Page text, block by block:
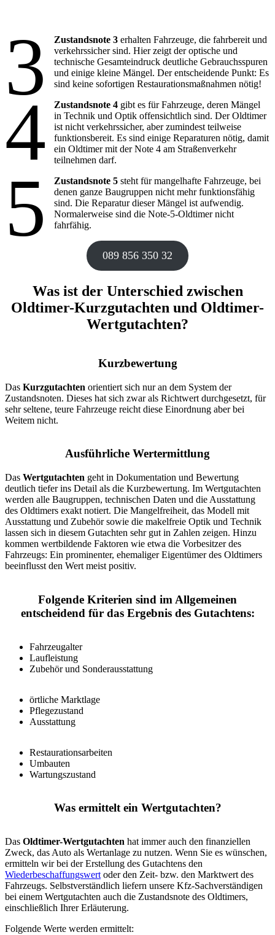
3 Zustandsnote 3 erhalten Fahrzeuge, die fahrbereit und
verkehrssicher sind. Hier zeigt der optische und
technische Gesamteindruck deutliche Gebrauchsspuren
und einige kleine Mängel. Der entscheidende Punkt: Es
sind keine sofortigen Restaurationsmaßnahmen nötig!
4 Zustandsnote 4 gibt es für Fahrzeuge, deren Mängel
in Technik und Optik offensichtlich sind. Der Oldtimer
ist nicht verkehrssicher, aber zumindest teilweise
funktionsbereit. Es sind einige Reparaturen nötig, damit
ein Oldtimer mit der Note 4 am Straßenverkehr
teilnehmen darf.
5 Zustandsnote 5 steht für mangelhafte Fahrzeuge, bei
denen ganze Baugruppen nicht mehr funktionsfähig
sind. Die Reparatur dieser Mängel ist aufwendig.
Normalerweise sind die Note-5-Oldtimer nicht
fahrfähig.
089 856 350 32
Was ist der Unterschied zwischen
Oldtimer-Kurzgutachten und Oldtimer-
Wertgutachten?
Kurzbewertung
Das Kurzgutachten orientiert sich nur an dem System der
Zustandsnoten. Dieses hat sich zwar als Richtwert durchgesetzt, für
sehr seltene, teure Fahrzeuge reicht diese Einordnung aber bei
Weitem nicht.
Ausführliche Wertermittlung
Das Wertgutachten geht in Dokumentation und Bewertung
deutlich tiefer ins Detail als die Kurzbewertung. Im Wertgutachten
werden alle Baugruppen, technischen Daten und die Ausstattung
des Oldtimers exakt notiert. Die Mangelfreiheit, das Modell mit
Ausstattung und Zubehör sowie die makelfreie Optik und Technik
lassen sich in diesem Gutachten sehr gut in Zahlen zeigen. Hinzu
kommen wertbildende Faktoren wie etwa die Vorbesitzer des
Fahrzeugs: Ein prominenter, ehemaliger Eigentümer des Oldtimers
beeinflusst den Wert meist positiv.
Folgende Kriterien sind im Allgemeinen
entscheidend für das Ergebnis des Gutachtens:
Fahrzeugalter
Laufleistung
Zubehör und Sonderausstattung
örtliche Marktlage
Pflegezustand
Ausstattung
Restaurationsarbeiten
Umbauten
Wartungszustand
Was ermittelt ein Wertgutachten?
Das Oldtimer-Wertgutachten hat immer auch den finanziellen
Zweck, das Auto als Wertanlage zu nutzen. Wenn Sie es wünschen,
ermitteln wir bei der Erstellung des Gutachtens den
Wiederbeschaffungswert oder den Zeit- bzw. den Marktwert des
Fahrzeugs. Selbstverständlich liefern unsere Kfz-Sachverständigen
bei einem Wertgutachten auch die Zustandsnote des Oldtimers,
einschließlich Ihrer Erläuterung.
Folgende Werte werden ermittelt: